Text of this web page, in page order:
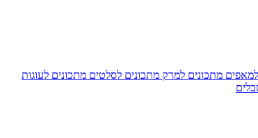
מתכונים למרק מתכונים לסלטים מתכונים לעוגות